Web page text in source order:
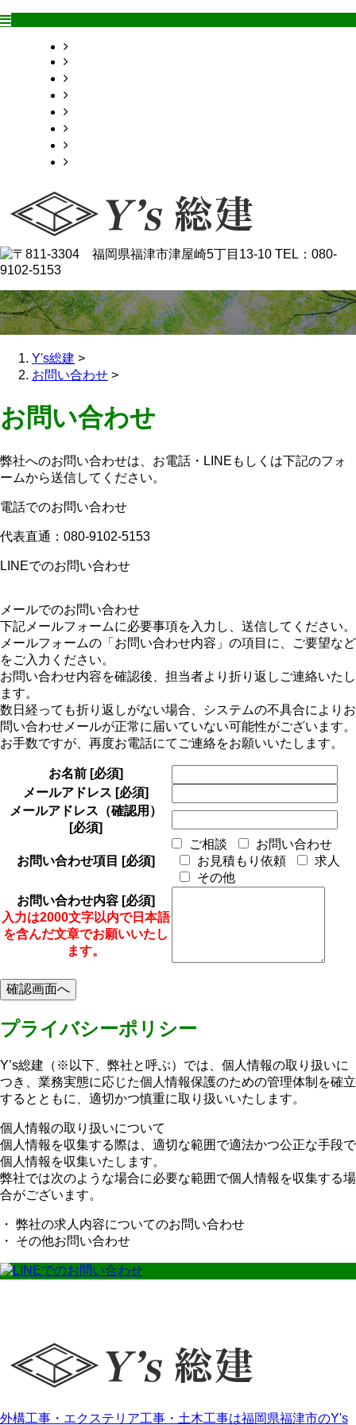
Y's総建 >
お問い合わせ >
お問い合わせ
弊社へのお問い合わせは、お電話・LINEもしくは下記のフォ
ームから送信してください。
電話でのお問い合わせ
代表直通：080-9102-5153
LINEでのお問い合わせ
メールでのお問い合わせ
下記メールフォームに必要事項を入力し、送信してください。
メールフォームの「お問い合わせ内容」の項目に、ご要望など
をご入力ください。
お問い合わせ内容を確認後、担当者より折り返しご連絡いたし
ます。
数日経っても折り返しがない場合、システムの不具合によりお
問い合わせメールが正常に届いていない可能性がございます。
お手数ですが、再度お電話にてご連絡をお願いいたします。
お名前 [必須]
メールアドレス [必須]
メールアドレス（確認用）
[必須]
お問い合わせ項目 [必須]
ご相談
お問い合わせ
お見積もり依頼
求人
その他
お問い合わせ内容 [必須]
入力は2000文字以内で日本語
を含んだ文章でお願いいたし
ます。
プライバシーポリシー
Y’s総建（※以下、弊社と呼ぶ）では、個人情報の取り扱いに
つき、業務実態に応じた個人情報保護のための管理体制を確立
するとともに、適切かつ慎重に取り扱いいたします。
個人情報の取り扱いについて
個人情報を収集する際は、適切な範囲で適法かつ公正な手段で
個人情報を収集いたします。
弊社では次のような場合に必要な範囲で個人情報を収集する場
合がございます。
・ 弊社の求人内容についてのお問い合わせ
・ その他お問い合わせ
外構工事・エクステリア工事・土木工事は福岡県福津市のY's